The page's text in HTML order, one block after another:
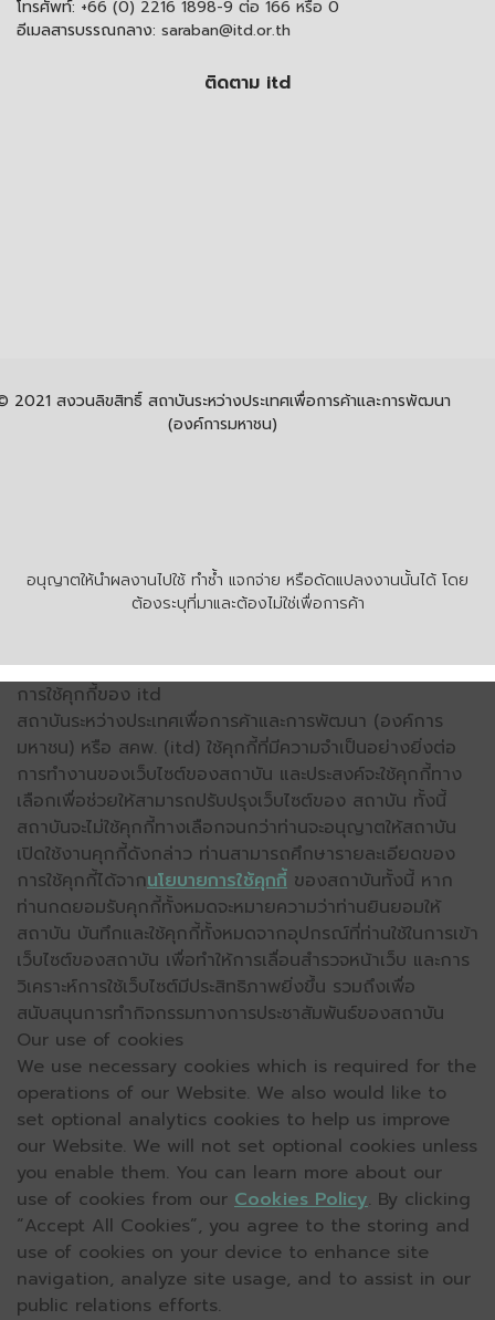
โทรศัพท์: +66 (0) 2216 1898-9 ต่อ 166 หรือ 0
อีเมลสารบรรณกลาง: saraban@itd.or.th
ติดตาม itd
อนุญาตให้นำผลงานไปใช้ ทำซ้ำ แจกจ่าย หรือดัดแปลงงานนั้นได้ โดย
ต้องระบุที่มาและต้องไม่ใช่เพื่อการค้า
2021 สงวนลิขสิทธิ์ สถาบันระหว่างประเทศเพื่อการค้าและการพัฒนา
(องค์การมหาชน)
การใช้คุกกี้ของ itd
สถาบันระหว่างประเทศเพื่อการค้าและการพัฒนา (องค์การ
มหาชน) หรือ สคพ. (itd) ใช้คุกกี้ที่มีความจำเป็นอย่างยิ่งต่อ
การทำงานของเว็บไซต์ของสถาบัน และประสงค์จะใช้คุกกี้ทาง
เลือกเพื่อช่วยให้สามารถปรับปรุงเว็บไซต์ของ สถาบัน ทั้งนี้
สถาบันจะไม่ใช้คุกกี้ทางเลือกจนกว่าท่านจะอนุญาตให้สถาบัน
เปิดใช้งานคุกกี้ดังกล่าว ท่านสามารถศึกษารายละเอียดของ
การใช้คุกกี้ได้จากนโยบายการใช้คุกกี้ ของสถาบันทั้งนี้ หาก
ท่านกดยอมรับคุกกี้ทั้งหมดจะหมายความว่าท่านยินยอมให้
สถาบัน บันทึกและใช้คุกกี้ทั้งหมดจากอุปกรณ์ที่ท่านใช้ในการเข้า
เว็บไซต์ของสถาบัน เพื่อทำให้การเลื่อนสำรวจหน้าเว็บ และการ
วิเคราะห์การใช้เว็บไซต์มีประสิทธิภาพยิ่งขึ้น รวมถึงเพื่อ
สนับสนุนการทำกิจกรรมทางการประชาสัมพันธ์ของสถาบัน
Our use of cookies
We use necessary cookies which is required for the
operations of our Website. We also would like to
set optional analytics cookies to help us improve
our Website. We will not set optional cookies unless
you enable them. You can learn more about our
use of cookies from our Cookies Policy. By clicking
“Accept All Cookies”, you agree to the storing and
use of cookies on your device to enhance site
navigation, analyze site usage, and to assist in our
public relations efforts.